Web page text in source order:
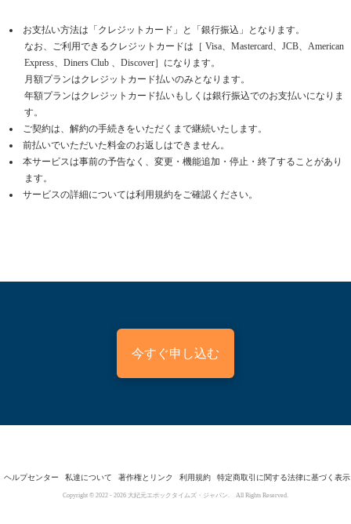
お支払い方法は「クレジットカード」と「銀行振込」となります。
なお、ご利用できるクレジットカードは［ Visa、Mastercard、JCB、American
Express、Diners Club 、Discover］になります。
月額プランはクレジットカード払いのみとなります。
年額プランはクレジットカード払いもしくは銀行振込でのお支払いになりま
す。
ご契約は、解約の手続きをいただくまで継続いたします。
前払いでいただいた料金のお返しはできません。
本サービスは事前の予告なく、変更・機能追加・停止・終了することがあり
ます。
サービスの詳細については利用規約をご確認ください。
今すぐ申し込む
ヘルプセンター 私達について 著作権とリンク 利用規約 特定商取引に関する法律に基づく表示
Copyright © 2022 - 2026 大紀元エポックタイムズ・ジャパン. All Rights Reserved.